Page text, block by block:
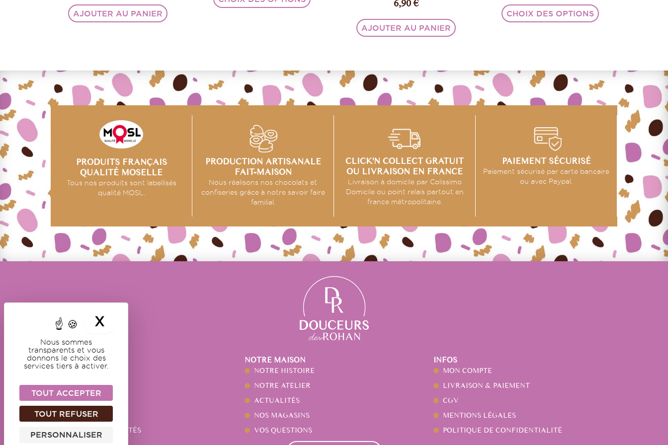
AJOUTER AU PANIER
6,90€
AJOUTER AU PANIER
CHOIX DES OPTIONS
PRODUITS FRANÇAIS
QUALITÉ MOSELLE
Tous nos produits sont labellisés
qualité MOSL.
PRODUCTION ARTISANALE
FAIT-MAISON
Nous réalisons nos chocolats et
confiseries grâce à notre savoir faire
familial.
CLICK'N COLLECT GRATUIT
OU LIVRAISON EN FRANCE
Livraison à domicile par Colissimo
Domicile ou point relais partout en
france métropolitaine.
PAIEMENT SÉCURISÉ
Paiement sécurisé par carte bancaire
ou avec Paypal.
NOS DOUCEURS
GUIMAUVES
CARAMELS
CHOCOLATS
PÂTES DE FRUITS
AUTRES SPÉCIALITÉS
NOTRE MAISON
NOTRE HISTOIRE
NOTRE ATELIER
ACTUALITÉS
NOS MAGASINS
VOS QUESTIONS
INFOS
MON COMPTE
LIVRAISON & PAIEMENT
CGV
MENTIONS LÉGALES
POLITIQUE DE CONFIDENTIALITÉ
Nous sommes
transparents et vous
donnons le choix des
services tiers à activer.
TOUT ACCEPTER
TOUT REFUSER
PERSONNALISER
X MASQUER LE BANDEAU DES COOKIES